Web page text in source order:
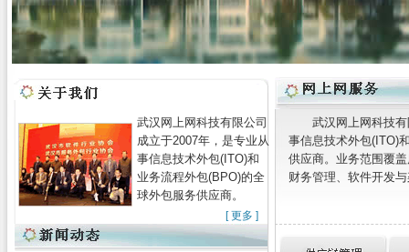
武汉网上网科技有限公司
成立于2007年，是专业从
事信息技术外包(ITO)和
业务流程外包(BPO)的全
球外包服务供应商。
[更多 ]
武汉网上网科技
事信息技术外包(ITO)
供应商。业务范围覆
财务管理、软件开发